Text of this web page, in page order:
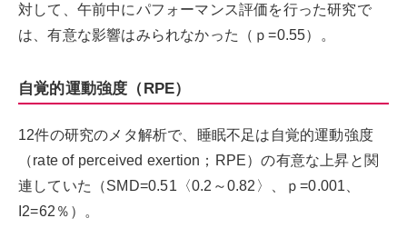
対して、午前中にパフォーマンス評価を行った研究で
は、有意な影響はみられなかった（ｐ=0.55）。
自覚的運動強度（RPE）
12件の研究のメタ解析で、睡眠不足は自覚的運動強度
（rate of perceived exertion；RPE）の有意な上昇と関
連していた（SMD=0.51〈0.2～0.82〉、ｐ=0.001、
I2=62％）。